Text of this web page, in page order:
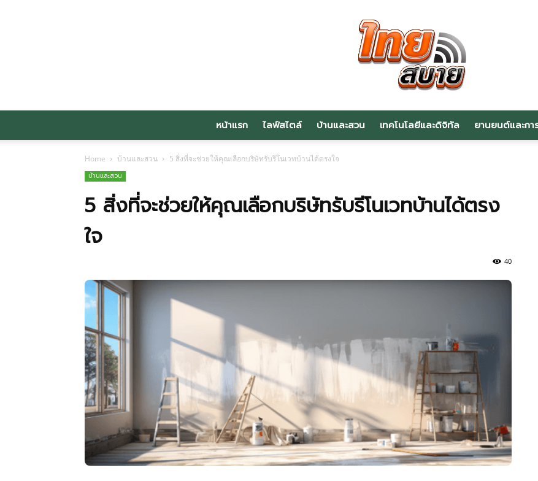
วา
ไร
หน้าแรก ไลฟ์สไตล์ บ้านและสวน เทคโนโลยีและดิจิทัล ยานยนต์และกา
Home บ้านและสวน 5 สิ่งที่จะช่วยให้คุณเลือกบริษัทรับรีโนเวทบ้านได้ตรงใจ
บ้านและสวน
5 สิ่งที่จะช่วยให้คุณเลือกบริษัทรับรีโนเวทบ้านได้ตรง
ใจ
40